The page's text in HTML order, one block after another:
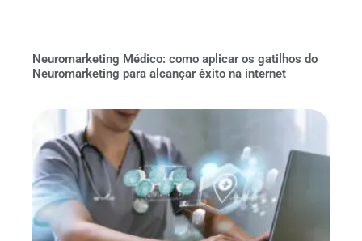
Neuromarketing Médico: como aplicar os gatilhos do
Neuromarketing para alcançar êxito na internet